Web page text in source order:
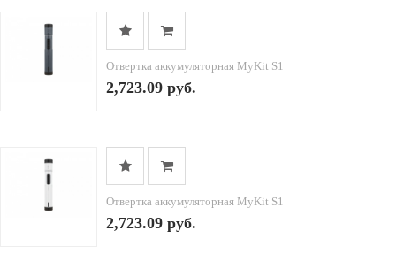
Отвертка аккумуляторная MyKit S1
2,723.09 руб.
Отвертка аккумуляторная MyKit S1
2,723.09 руб.